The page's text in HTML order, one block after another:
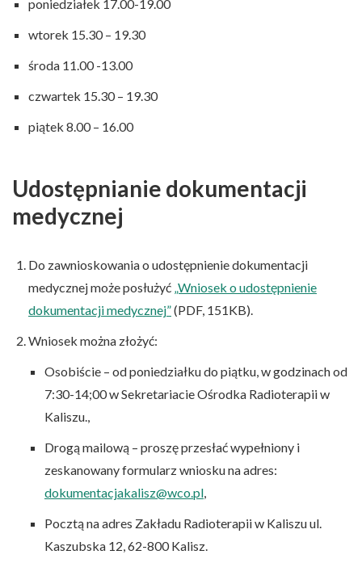
poniedziałek 17.00-19.00
wtorek 15.30 – 19.30
środa 11.00 -13.00
czwartek 15.30 – 19.30
piątek 8.00 – 16.00
Udostępnianie dokumentacji
medycznej
Do zawnioskowania o udostępnienie dokumentacji
medycznej może posłużyć „Wniosek o udostępnienie
dokumentacji medycznej”(PDF, 151KB).
Wniosek można złożyć:
Osobiście – od poniedziałku do piątku, w godzinach od
7:30-14;00 w Sekretariacie Ośrodka Radioterapii w
Kaliszu.,
Drogą mailową – proszę przesłać wypełniony i
zeskanowany formularz wniosku na adres:
dokumentacjakalisz@wco.pl,
Pocztą na adres Zakładu Radioterapii w Kaliszu ul.
Kaszubska 12, 62-800 Kalisz.